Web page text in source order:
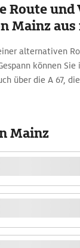
Route
Mainz
alternativen
können
über die A 67,
Mainz